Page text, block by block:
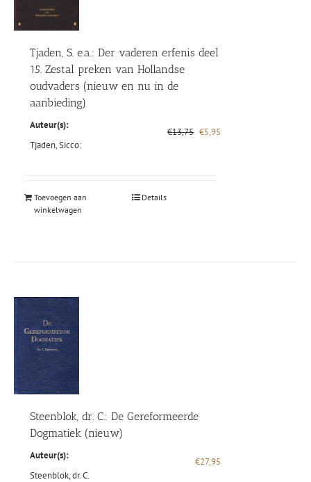
Tjaden, S. e.a.: Der vaderen erfenis deel
15. Zestal preken van Hollandse
oudvaders (nieuw en nu in de
aanbieding)
Auteur(s):
Tjaden, Sicco:
€13,75 Oorspronkelijke
€5,95
Toevoegen aan
winkelwagen
Details
Steenblok, dr. C.: De Gereformeerde
Dogmatiek (nieuw)
Auteur(s):
Steenblok, dr. C.
€27,95